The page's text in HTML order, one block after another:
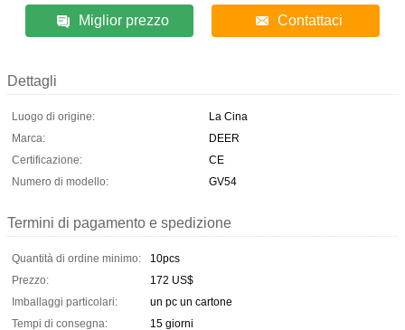
Miglior prezzo Contattaci
Dettagli
Luogo di origine:
La Cina
Marca:
DEER
Certificazione:
CE
Numero di modello:
GV54
Termini di pagamento e spedizione
Quantità di ordine minimo:
10pcs
Prezzo:
172 US$
Imballaggi particolari:
un pc un cartone
Tempi di consegna:
15 giorni